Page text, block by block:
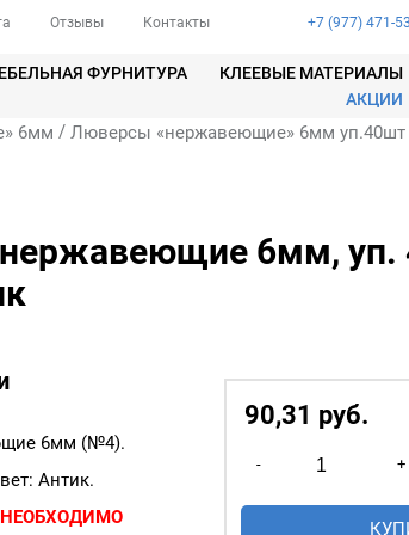
Отзывы Контакты +7 (977) 471-
ФУРНИТУРА
КЛЕЕВЫЕ МАТЕРИАЛЫ
АКЦИИ
6мм / Люверсы «нержавеющие» 6мм уп.40шт
6мм, уп.
6мм (№4).
Антик.
90,31 руб.
-
товара
Люверсы
+